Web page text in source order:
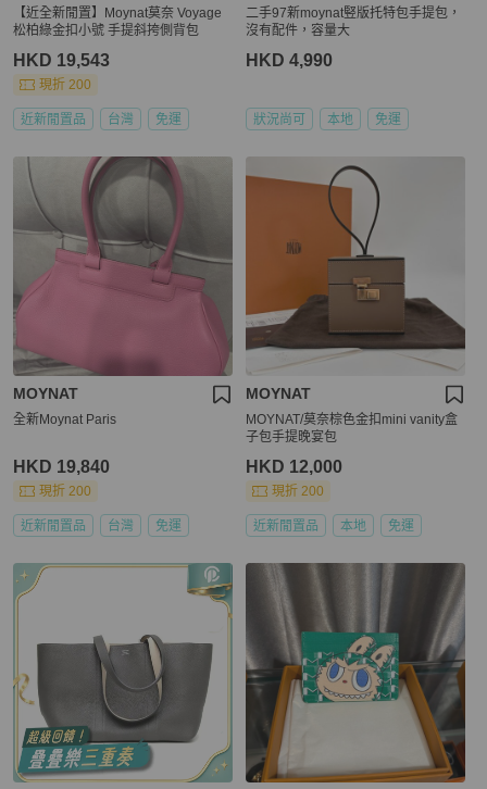
【近全新閒置】Moynat莫奈 Voyage
松柏綠金扣小號 手提斜挎側背包
HKD 19,543
現折 200
近新閒置品 台灣 免運
二手97新moynat竪版托特包手提包，
沒有配件，容量大
HKD 4,990
狀況尚可 本地 免運
MOYNAT
全新Moynat Paris
HKD 19,840
現折 200
近新閒置品 台灣 免運
MOYNAT
MOYNAT/莫奈棕色金扣mini vanity盒
子包手提晚宴包
HKD 12,000
現折 200
近新閒置品 本地 免運